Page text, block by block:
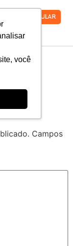
você
VESTIBULAR
Campos